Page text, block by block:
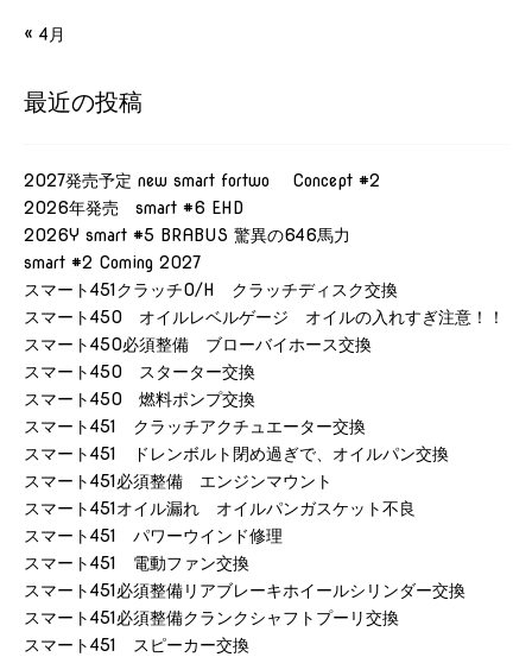
« 4月
最近の投稿
2027発売予定 new smart fortwo Concept #2
2026年発売 smart #6 EHD
2026Y smart #5 BRABUS 驚異の646馬力
smart #2 Coming 2027
スマート451クラッチO/H クラッチディスク交換
スマート450 オイルレベルゲージ オイルの入れすぎ注意！！
スマート450必須整備 ブローバイホース交換
スマート450 スターター交換
スマート450 燃料ポンプ交換
スマート451 クラッチアクチュエーター交換
スマート451 ドレンボルト閉め過ぎで、オイルパン交換
スマート451必須整備 エンジンマウント
スマート451オイル漏れ オイルパンガスケット不良
スマート451 パワーウインド修理
スマート451 電動ファン交換
スマート451必須整備リアブレーキホイールシリンダー交換
スマート451必須整備クランクシャフトプーリ交換
スマート451 スピーカー交換